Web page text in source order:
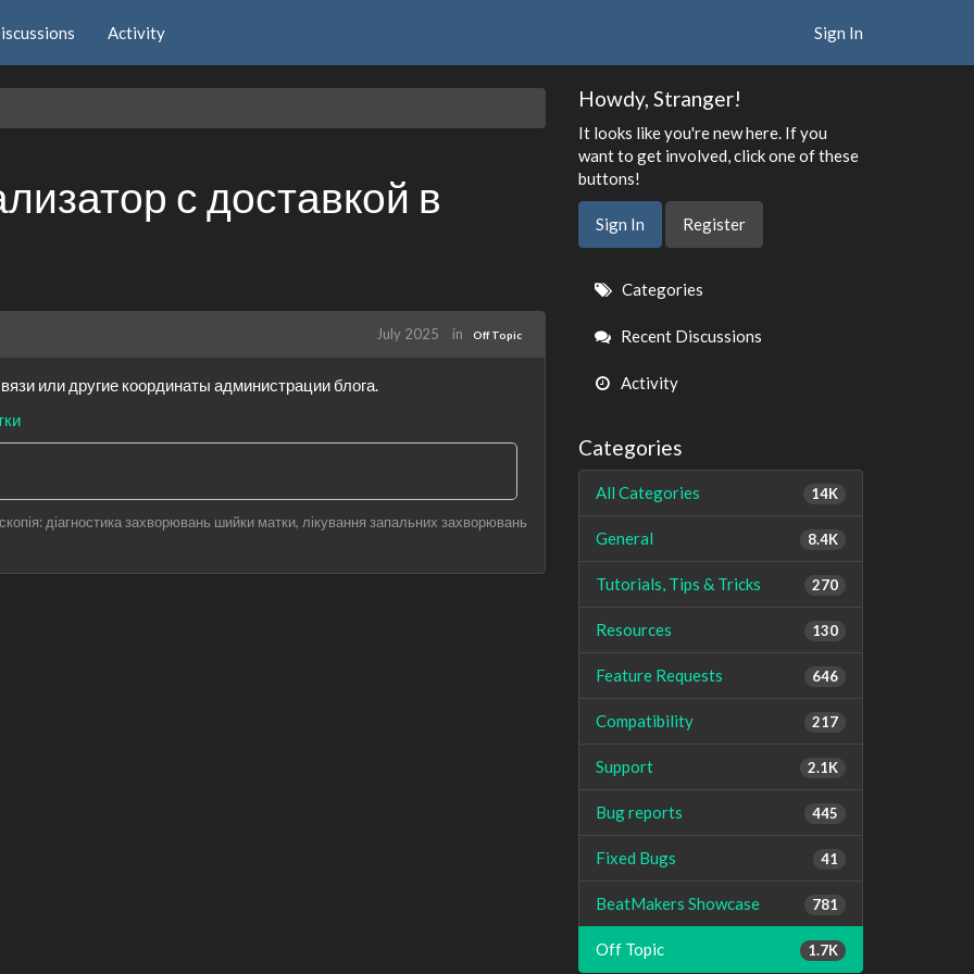
Activity Sign In
с доставкой в
July 2025 in Off Topic
или другие координаты администрации блога.
діагностика захворювань шийки матки лікування запальних захворювань
Howdy, Stranger!
It looks like you're new here. If you
want to get involved, click one of these
buttons!
Sign In Register
Quick
Links
Categories
Recent Discussions
Activity
Categories
14K
All Categories
8.4K
General
270
Tutorials, Tips & Tricks
130
Resources
646
Feature Requests
217
Compatibility
2.1K
Support
445
Bug reports
41
Fixed Bugs
781
BeatMakers Showcase
1.7K
Off Topic